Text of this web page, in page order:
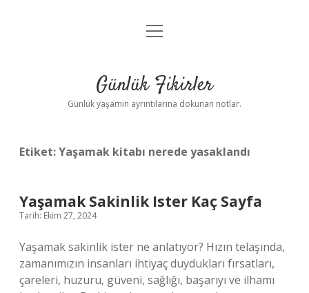
Anasayfa
Yasal Uyarı
menüyü
Günlük Fikirler
Günlük yaşamın ayrıntılarına dokunan notlar.
Etiket:Yaşamak kitabı nerede yasaklandı
Yaşamak Sakinlik Ister Kaç Sayfa
Tarih: Ekim 27, 2024
Yaşamak sakinlik ister ne anlatıyor? Hızın telaşında,
zamanımızın insanları ihtiyaç duydukları fırsatları,
çareleri, huzuru, güveni, sağlığı, başarıyı ve ilhamı